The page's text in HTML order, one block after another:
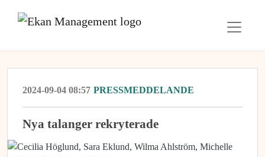
2024-09-04 08:57 PRESSMEDDELANDE
Nya talanger rekryterade